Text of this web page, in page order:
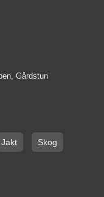
Gårdstun
Jakt Skog